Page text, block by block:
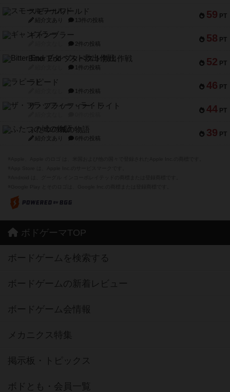
59 PT
スモールワールド
紹介文あり 13件の投稿
58 PT
ギャンブラー
2件の投稿
52 PT
Bitter End ブタペスト救出作戦
1件の投稿
46 PT
ラピード
1件の投稿
44 PT
ザ・フラッフィー・ライト
39 PT
ふたつの城の物語
紹介文あり 6件の投稿
ボドゲーマTOP
ボードゲームを検索する
ボードゲームの新着レビュー
ボードゲーム会情報
メカニクス特集
掲示板・トピックス
ボドとも・会員一覧